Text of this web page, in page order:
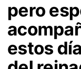
pero
estos